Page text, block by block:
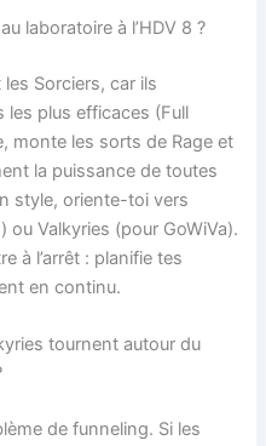
laboratoire à l’HDV 8 ?
les Sorciers, car ils
plus efficaces (Full
monte les sorts de Rage et
la puissance de toutes
style, oriente-toi vers
ou Valkyries (pour GoWiVa).
à l’arrêt : planifie tes
en continu.
tournent autour du
de funneling. Si les